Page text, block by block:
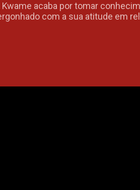
acaba por tomar
com a sua atitude em